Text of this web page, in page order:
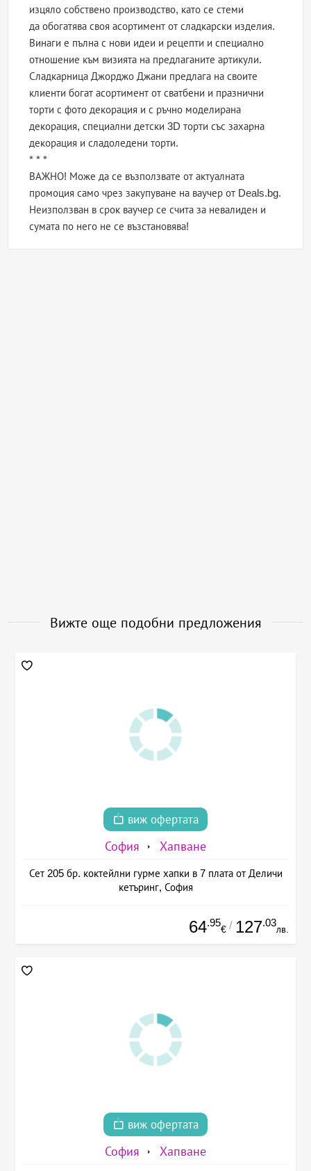
изцяло собствено производство, като се стеми
да обогатява своя асортимент от сладкарски изделия.
Винаги е пълна с нови идеи и рецепти и специално
отношение към визията на предлаганите артикули.
Сладкарница Джорджо Джани предлага на своите
клиенти богат асортимент от сватбени и празнични
торти с фото декорация и с ръчно моделирана
декорация, специални детски 3D торти със захарна
декорация и сладоледени торти.
* * *
ВАЖНО! Може да се възползвате от актуалната
промоция само чрез закупуване на ваучер от Deals.bg.
Неизползван в срок ваучер се счита за невалиден и
сумата по него не се възстановява!
Вижте още подобни предложения
виж офертата
София Хапване
Сет 205 бр. коктейлни гурме хапки в 7 плата от Деличи
кетъринг, София
64.95
€ / 127.03
лв.
виж офертата
София Хапване